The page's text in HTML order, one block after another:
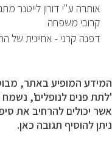
אותרה ע"י דורון לייטנר
קרובי משפחה
דפנה קרני - אחיינית של
המידע המופיע באתר,
'לתת פנים לנופלים',
אשר יכולים להרחיב את
ניתן להוסיף תגובה כאן.